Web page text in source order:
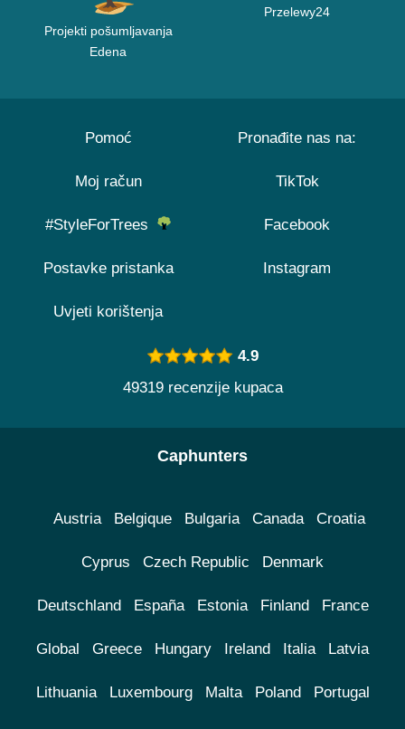
Projekti pošumljavanja
Edena
Przelewy24
Pomoć
Moj račun
#StyleForTrees
Postavke pristanka
Uvjeti korištenja
Pronađite nas na:
TikTok
Facebook
Instagram
4.9
49319 recenzije kupaca
Caphunters
Austria Belgique Bulgaria Canada Croatia
Cyprus Czech Republic Denmark
Deutschland España Estonia Finland France
Global Greece Hungary Ireland Italia Latvia
Lithuania Luxembourg Malta Poland Portugal